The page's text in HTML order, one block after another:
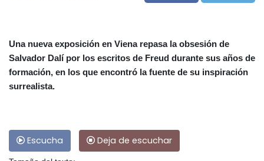
Una nueva exposición en Viena repasa la obsesión de
Salvador Dalí por los escritos de Freud durante sus años de
formación, en los que encontró la fuente de su inspiración
surrealista.
Escucha Deja de escuchar